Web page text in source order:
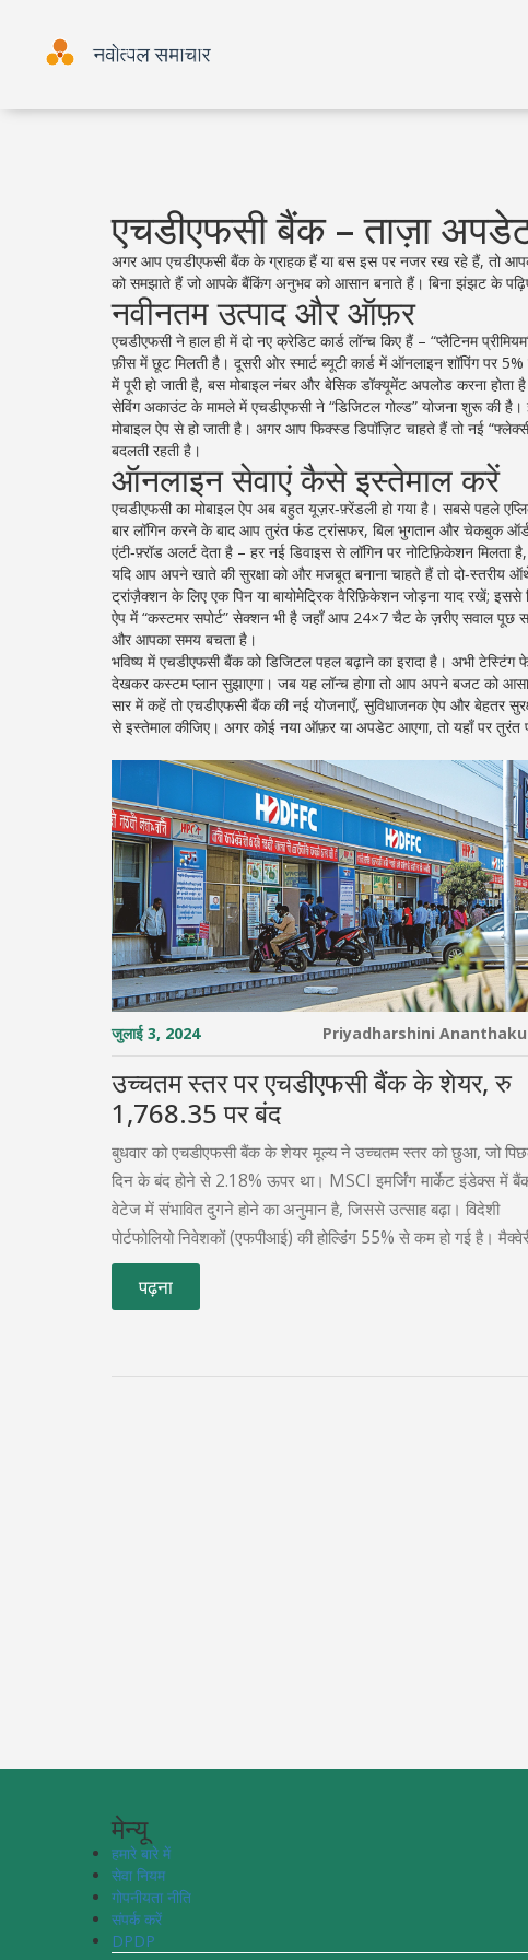
एचडीएफसी बैंक – ताज़ा
अगर आप एचडीएफसी बैंक के ग्राहक हैं या बस इस पर नजर रख रहे हैं, तो
को समझाते हैं जो आपके बैंकिंग अनुभव को आसान बनाते हैं। बिना झंझट के
नवीनतम उत्पाद और ऑफ़र
एचडीएफसी ने हाल ही में दो नए क्रेडिट कार्ड लॉन्च किए हैं – “प्लैटिनम
फ़ीस में छूट मिलती है। दूसरी ओर स्मार्ट ब्यूटी कार्ड में ऑनलाइन शॉपिंग पर
में पूरी हो जाती है, बस मोबाइल नंबर और बेसिक डॉक्यूमेंट अपलोड करना होता
सेविंग अकाउंट के मामले में एचडीएफसी ने “डिजिटल गोल्ड” योजना शुरू की है।
मोबाइल ऐप से हो जाती है। अगर आप फिक्स्ड डिपॉज़िट चाहते हैं तो नई
बदलती रहती है।
ऑनलाइन सेवाएं कैसे इस्तेमाल करें
एचडीएफसी का मोबाइल ऐप अब बहुत यूज़र‑फ़्रेंडली हो गया है। सबसे पहले
बार लॉगिन करने के बाद आप तुरंत फंड ट्रांसफर, बिल भुगतान और चेकबुक
एंटी‑फ़्रॉड अलर्ट देता है – हर नई डिवाइस से लॉगिन पर नोटिफ़िकेशन
यदि आप अपने खाते की सुरक्षा को और मजबूत बनाना चाहते हैं तो दो‑स्तरीय
ट्रांज़ैक्शन के लिए एक पिन या बायोमेट्रिक वैरिफ़िकेशन जोड़ना याद रखें;
ऐप में “कस्टमर सपोर्ट” सेक्शन भी है जहाँ आप 24×7 चैट के ज़रीए सवाल पूछ
और आपका समय बचता है।
भविष्य में एचडीएफसी बैंक को डिजिटल पहल बढ़ाने का इरादा है। अभी
देखकर कस्टम प्लान सुझाएगा। जब यह लॉन्च होगा तो आप अपने बजट को
सार में कहें तो एचडीएफसी बैंक की नई योजनाएँ, सुविधाजनक ऐप और बेहतर
से इस्तेमाल कीजिए। अगर कोई नया ऑफ़र या अपडेट आएगा, तो यहाँ पर
जुलाई 3, 2024 Priyadharshini
उच्चतम स्तर पर एचडीएफसी बैंक के शेयर, रु
1,768.35 पर बंद
बुधवार को एचडीएफसी बैंक के शेयर मूल्य ने उच्चतम स्तर को छुआ, जो
दिन के बंद होने से 2.18% ऊपर था। MSCI इमर्जिंग मार्केट इंडेक्स में
वेटेज में संभावित दुगने होने का अनुमान है, जिससे उत्साह बढ़ा। विदेशी
पोर्टफोलियो निवेशकों (एफपीआई) की होल्डिंग 55% से कम हो गई है।
रिसर्च के अनुसार, बैंक का वेटेज MSCI इंडिया में 3.9% से बढ़कर 7.8%
सकता है।
पढ़ना
मेन्यू
हमारे बारे में
सेवा नियम
गोपनीयता नीति
संपर्क करें
DPDP